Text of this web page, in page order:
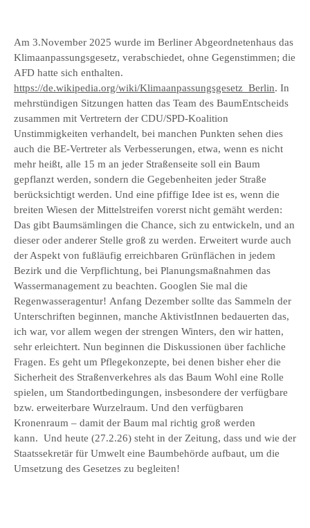
Am 3.November 2025 wurde im Berliner Abgeordnetenhaus das
Klimaanpassungsgesetz, verabschiedet, ohne Gegenstimmen; die
AFD hatte sich enthalten.
https://de.wikipedia.org/wiki/Klimaanpassungsgesetz_Berlin. In
mehrstündigen Sitzungen hatten das Team des BaumEntscheids
zusammen mit Vertretern der CDU/SPD-Koalition
Unstimmigkeiten verhandelt, bei manchen Punkten sehen dies
auch die BE-Vertreter als Verbesserungen, etwa, wenn es nicht
mehr heißt, alle 15 m an jeder Straßenseite soll ein Baum
gepflanzt werden, sondern die Gegebenheiten jeder Straße
berücksichtigt werden. Und eine pfiffige Idee ist es, wenn die
breiten Wiesen der Mittelstreifen vorerst nicht gemäht werden:
Das gibt Baumsämlingen die Chance, sich zu entwickeln, und an
dieser oder anderer Stelle groß zu werden. Erweitert wurde auch
der Aspekt von fußläufig erreichbaren Grünflächen in jedem
Bezirk und die Verpflichtung, bei Planungsmaßnahmen das
Wassermanagement zu beachten. Googlen Sie mal die
Regenwasseragentur! Anfang Dezember sollte das Sammeln der
Unterschriften beginnen, manche AktivistInnen bedauerten das,
ich war, vor allem wegen der strengen Winters, den wir hatten,
sehr erleichtert. Nun beginnen die Diskussionen über fachliche
Fragen. Es geht um Pflegekonzepte, bei denen bisher eher die
Sicherheit des Straßenverkehres als das Baum Wohl eine Rolle
spielen, um Standortbedingungen, insbesondere der verfügbare
bzw. erweiterbare Wurzelraum. Und den verfügbaren
Kronenraum – damit der Baum mal richtig groß werden
kann. Und heute (27.2.26) steht in der Zeitung, dass und wie der
Staatssekretär für Umwelt eine Baumbehörde aufbaut, um die
Umsetzung des Gesetzes zu begleiten!